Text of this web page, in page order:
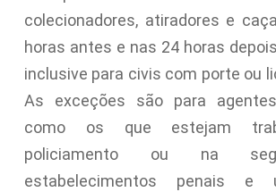
colecionadores, atiradores e
horas antes e nas 24 horas
inclusive para civis com porte ou
As exceções são para
como os que estejam
policiamento ou na
estabelecimentos penais e